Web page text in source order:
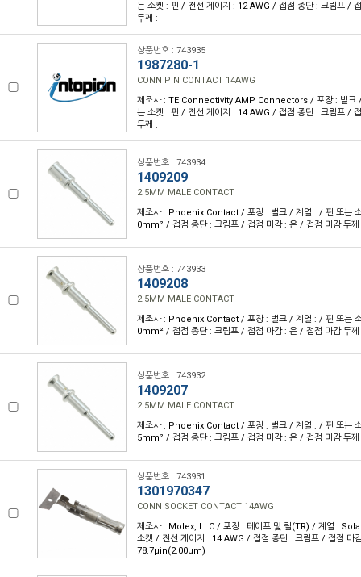
는 소켓 : 핀 / 전선 게이지 : 12 AWG / 접점 종단 : 크림프 /
두께 :
상품번호 : 743935
1987280-1
CONN PIN CONTACT 14AWG
제조사 : TE Connectivity AMP Connectors / 포장 : 벌크
는 소켓 : 핀 / 전선 게이지 : 14 AWG / 접점 종단 : 크림프 /
두께 :
상품번호 : 743934
1409209
2.5MM MALE CONTACT
제조사 : Phoenix Contact / 포장 : 벌크 / 계열 : / 핀 또는
0mm² / 접점 종단 : 크림프 / 접점 마감 : 은 / 접점 마감 두께
상품번호 : 743933
1409208
2.5MM MALE CONTACT
제조사 : Phoenix Contact / 포장 : 벌크 / 계열 : / 핀 또는
0mm² / 접점 종단 : 크림프 / 접점 마감 : 은 / 접점 마감 두께
상품번호 : 743932
1409207
2.5MM MALE CONTACT
제조사 : Phoenix Contact / 포장 : 벌크 / 계열 : / 핀 또는
5mm² / 접점 종단 : 크림프 / 접점 마감 : 은 / 접점 마감 두께
상품번호 : 743931
1301970347
CONN SOCKET CONTACT 14AWG
제조사 : Molex, LLC / 포장 : 테이프 및 릴(TR) / 계열 :
소켓 / 전선 게이지 : 14 AWG / 접점 종단 : 크림프 / 접점 마
78.7µin(2.00µm)